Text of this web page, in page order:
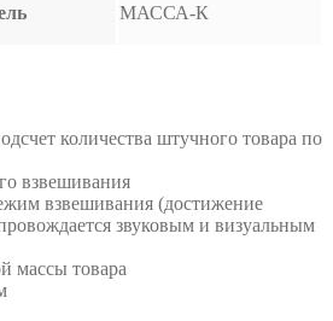
МАССА-К
количества штучного товара по
взвешивания
взвешивания (достижение
звуковым и визуальным
массы товара